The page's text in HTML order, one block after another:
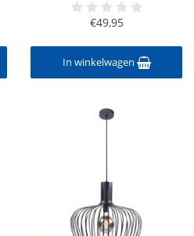
€49,95
In winkelwagen